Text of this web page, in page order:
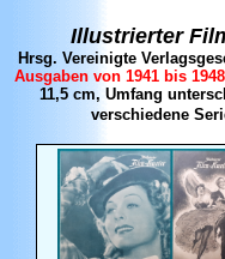
Illustrierter
Hrsg. Vereinigte
Ausgaben von 1941 bis 1948
11,5 cm, Umfang
verschiedene